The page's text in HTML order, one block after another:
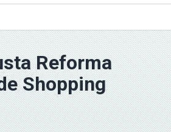
Reforma
Shopping